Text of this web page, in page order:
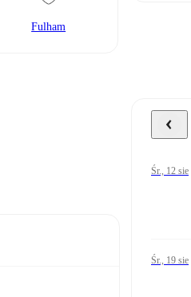
Fulham
śr., 12 sie
śr., 19 sie